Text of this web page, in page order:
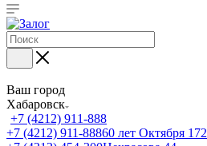
Ваш город
Хабаровск
+7 (4212) 911-888
+7 (4212) 911-88860 лет Октября 172